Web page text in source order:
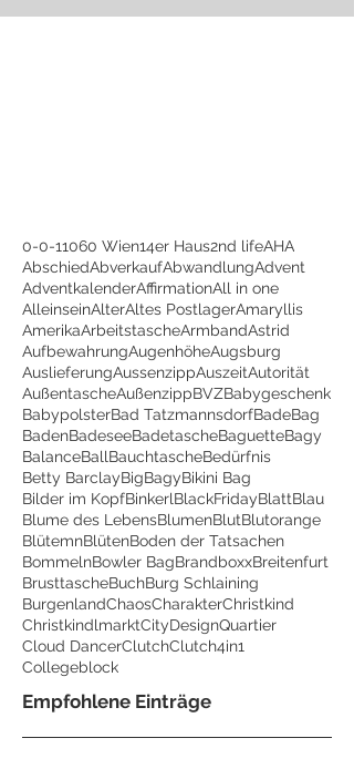
0-0-11060 Wien14er Haus2nd lifeAHA
AbschiedAbverkaufAbwandlungAdvent
AdventkalenderAffirmationAll in one
AlleinseinAlterAltes PostlagerAmaryllis
AmerikaArbeitstascheArmbandAstrid
AufbewahrungAugenhöheAugsburg
AuslieferungAussenzippAuszeitAutorität
AußentascheAußenzippBVZBabygeschenk
BabypolsterBad TatzmannsdorfBadeBag
BadenBadeseeBadetascheBaguetteBagy
BalanceBallBauchtascheBedürfnis
Betty BarclayBigBagyBikini Bag
Bilder im KopfBinkerlBlackFridayBlattBlau
Blume des LebensBlumenBlutBlutorange
BlütemnBlütenBoden der Tatsachen
BommelnBowler BagBrandboxxBreitenfurt
BrusttascheBuchBurg Schlaining
BurgenlandChaosCharakterChristkind
ChristkindlmarktCityDesignQuartier
Cloud DancerClutchClutch4in1
Collegeblock
Empfohlene Einträge